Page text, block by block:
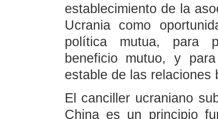
establecimiento de la
Ucrania como
política mutua, para
beneficio mutuo, y
estable de las relaciones
El canciller ucraniano
China es un principio